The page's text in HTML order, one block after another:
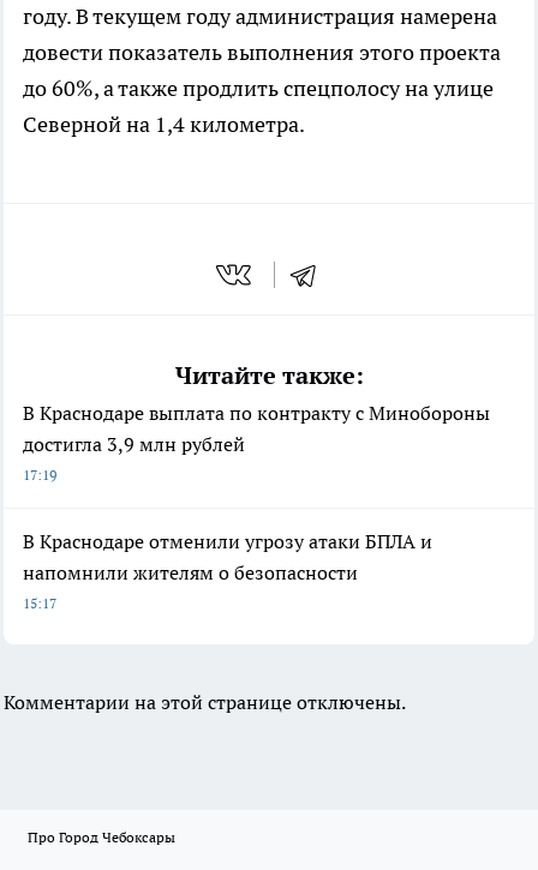
году. В текущем году администрация намерена
довести показатель выполнения этого проекта
до 60%, а также продлить спецполосу на улице
Северной на 1,4 километра.
Читайте также:
В Краснодаре выплата по контракту с Минобороны
достигла 3,9 млн рублей
17:19
В Краснодаре отменили угрозу атаки БПЛА и
напомнили жителям о безопасности
15:17
Комментарии на этой странице отключены.
Про Город Чебоксары